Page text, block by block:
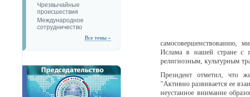
Чрезвычайные
происшествия
Международное
сотрудничество
Все темы »
самосовершенствованию,
Ислама в нашей стране с
религиозным, культурным
Президент отметил, что
"Активно развивается ее
неустанное внимание